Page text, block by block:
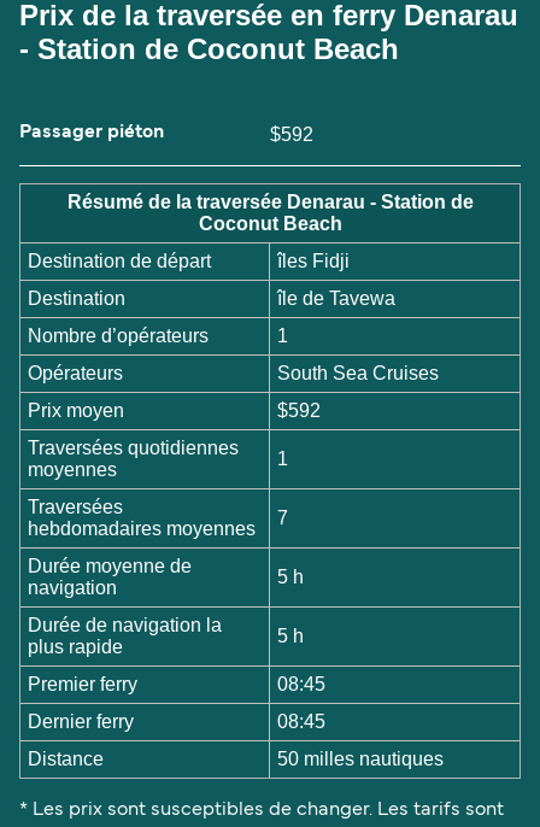
Prix de la traversée en ferry Denarau
- Station de Coconut Beach
Passager piéton $592
Résumé de la traversée Denarau - Station de
Coconut Beach
Destination de départ
îles Fidji
Destination
île de Tavewa
Nombre d’opérateurs
1
Opérateurs
South Sea Cruises
Prix moyen
$592
Traversées quotidiennes
moyennes
1
Traversées
hebdomadaires moyennes
7
Durée moyenne de
navigation
5 h
Durée de navigation la
plus rapide
5 h
Premier ferry
08:45
Dernier ferry
08:45
Distance
50 milles nautiques
* Les prix sont susceptibles de changer. Les tarifs sont